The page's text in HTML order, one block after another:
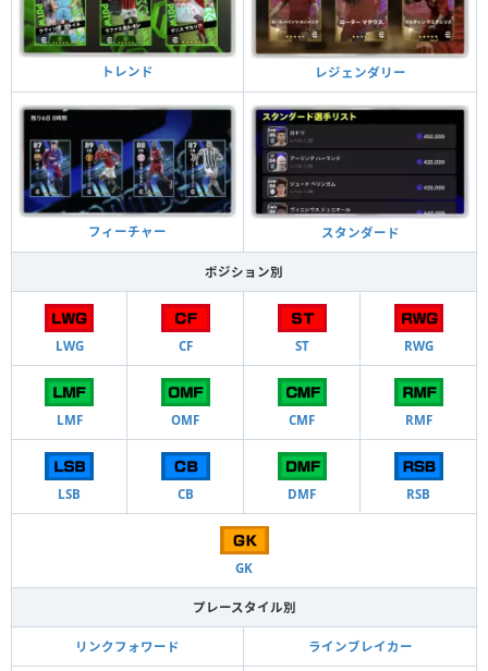
トレンド レジェンダリー
フィーチャー スタンダード
ポジション別
LWG CF ST RWG
LMF OMF CMF RMF
LSB CB DMF RSB
GK
プレースタイル別
リンクフォワード ラインブレイカー